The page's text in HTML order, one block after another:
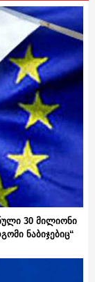
30 მილიონი
ნაბიჯებიც“